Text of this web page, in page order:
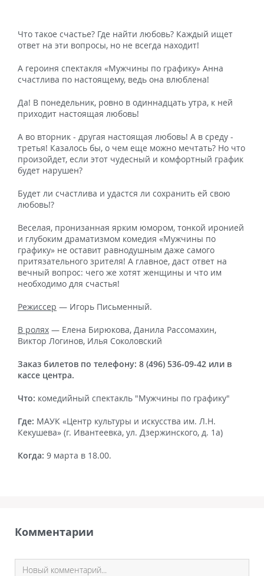
Что такое счастье? Где найти любовь? Каждый ищет
ответ на эти вопросы, но не всегда находит!
А героиня спектакля «Мужчины по графику» Анна
счастлива по настоящему, ведь она влюблена!
Да! В понедельник, ровно в одиннадцать утра, к ней
приходит настоящая любовь!
А во вторник - другая настоящая любовь! А в среду -
третья! Казалось бы, о чем еще можно мечтать? Но что
произойдет, если этот чудесный и комфортный график
будет нарушен?
Будет ли счастлива и удастся ли сохранить ей свою
любовь!?
Веселая, пронизанная ярким юмором, тонкой иронией
и глубоким драматизмом комедия «Мужчины по
графику» не оставит равнодушным даже самого
притязательного зрителя! А главное, даст ответ на
вечный вопрос: чего же хотят женщины и что им
необходимо для счастья!
Режиссер — Игорь Письменный.
В ролях — Елена Бирюкова, Данила Рассомахин,
Виктор Логинов, Илья Соколовский
Заказ билетов по телефону: 8 (496) 536-09-42 или в
кассе центра.
Что: комедийный спектакль "Мужчины по графику"
Где: МАУК «Центр культуры и искусства им. Л.Н.
Кекушева» (г. Ивантеевка, ул. Дзержинского, д. 1а)
Когда: 9 марта в 18.00.
Комментарии